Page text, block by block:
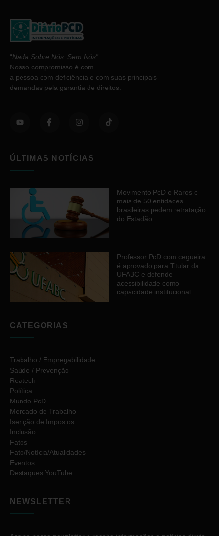
“Nada Sobre Nós. Sem Nós”
Nosso compromisso é com
a pessoa com deficiência e com suas principais
demandas pela garantia de direitos.
ÚLTIMAS NOTÍCIAS
Movimento PcD e Raros e
mais de 50 entidades
brasileiras pedem retratação
do Estadão
Professor PcD com cegueira
é aprovado para Titular da
UFABC e defende
acessibilidade como
capacidade institucional
CATEGORIAS
Trabalho / Empregabilidade
Saúde / Prevenção
Reatech
Política
Mundo PcD
Mercado de Trabalho
Isenção de Impostos
Inclusão
Fatos
Fato/Notícia/Atualidades
Eventos
Destaques YouTube
NEWSLETTER